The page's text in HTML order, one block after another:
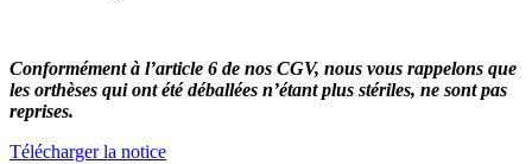
Conformément à l’article 6 de nos CGV, nous vous rappelons que
les orthèses qui ont été déballées n’étant plus stériles, ne sont pas
reprises.
Télécharger la notice